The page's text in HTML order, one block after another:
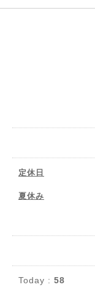
定休日
夏休み
Today : 58